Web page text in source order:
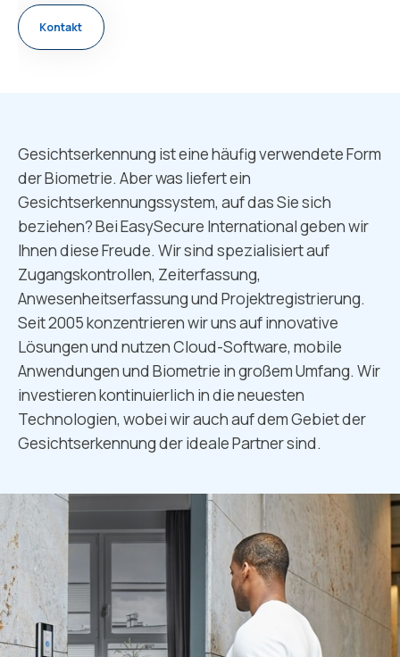
Kontakt
Gesichtserkennung ist eine häufig verwendete Form
der Biometrie. Aber was liefert ein
Gesichtserkennungssystem, auf das Sie sich
beziehen? Bei EasySecure International geben wir
Ihnen diese Freude. Wir sind spezialisiert auf
Zugangskontrollen, Zeiterfassung,
Anwesenheitserfassung und Projektregistrierung.
Seit 2005 konzentrieren wir uns auf innovative
Lösungen und nutzen Cloud-Software, mobile
Anwendungen und Biometrie in großem Umfang. Wir
investieren kontinuierlich in die neuesten
Technologien, wobei wir auch auf dem Gebiet der
Gesichtserkennung der ideale Partner sind.